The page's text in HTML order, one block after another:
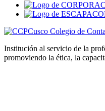
Colegio de
Institución al servicio de la
promoviendo la ética, la